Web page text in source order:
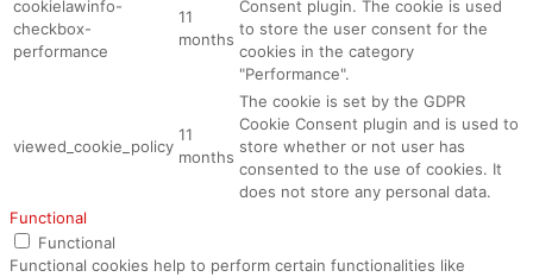
cookielawinfo-
checkbox-
performance
11
months
Consent plugin. The cookie is used
to store the user consent for the
cookies in the category
"Performance".
viewed_cookie_policy
11
months
The cookie is set by the GDPR
Cookie Consent plugin and is used to
store whether or not user has
consented to the use of cookies. It
does not store any personal data.
Functional
Functional
Functional cookies help to perform certain functionalities like